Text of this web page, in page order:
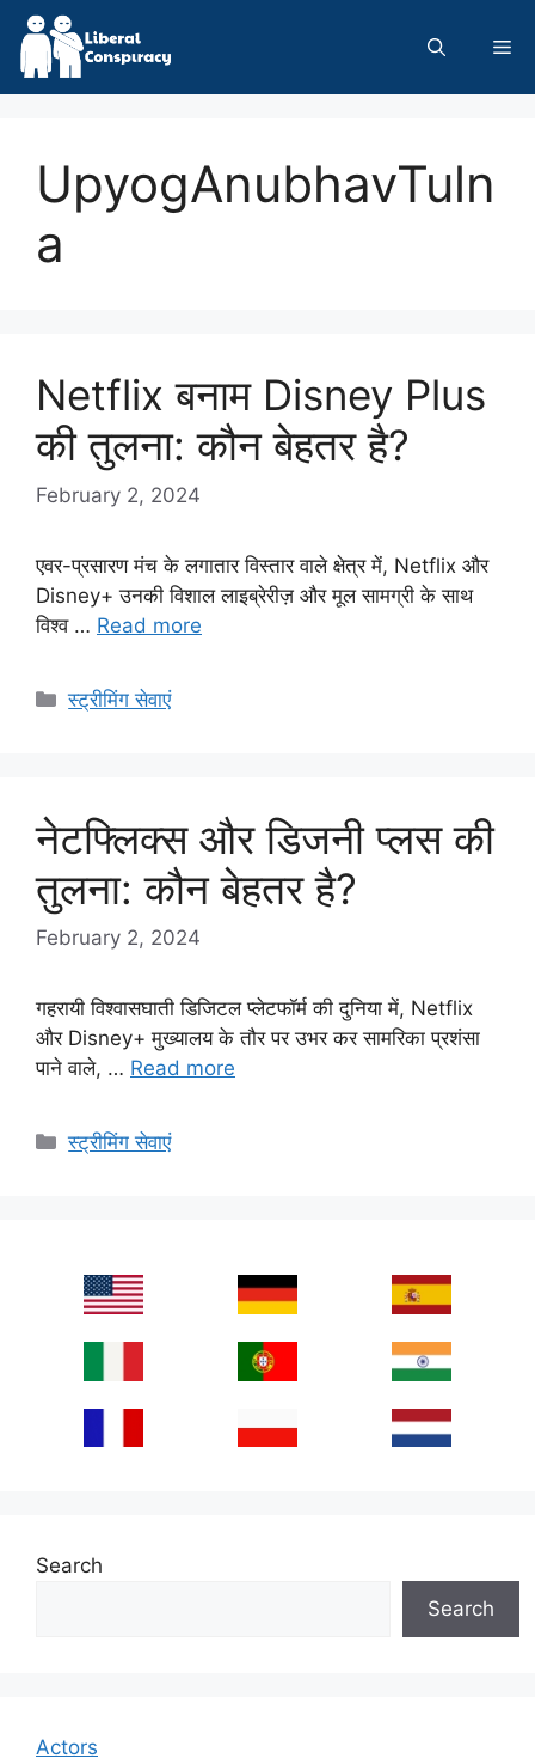
Skip
content
UpyogAnubhavTuln
a
Netflix बनाम Disney Plus
की तुलना: कौन बेहतर है?
February 2, 2024
एवर-प्रसारण मंच के लगातार विस्तार वाले क्षेत्र में, Netflix और
Disney+ उनकी विशाल लाइब्रेरीज़ और मूल सामग्री के साथ
विश्व … Read more
Categories
स्ट्रीमिंग सेवाएं
नेटफ्लिक्स और डिजनी प्लस की
तुलना: कौन बेहतर है?
February 2, 2024
गहरायी विश्वासघाती डिजिटल प्लेटफॉर्म की दुनिया में, Netflix
और Disney+ मुख्यालय के तौर पर उभर कर सामरिका प्रशंसा
पाने वाले, … Read more
Categories
स्ट्रीमिंग सेवाएं
Search
Search
Actors